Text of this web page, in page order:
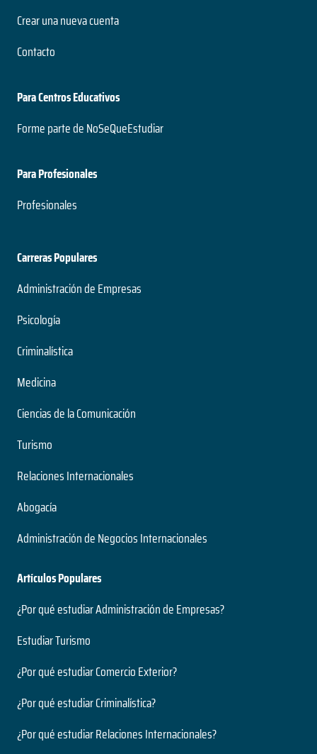
Crear una nueva cuenta
Contacto
Para Centros Educativos
Forme parte de NoSeQueEstudiar
Para Profesionales
Profesionales
Carreras Populares
Administración de Empresas
Psicología
Criminalística
Medicina
Ciencias de la Comunicación
Turismo
Relaciones Internacionales
Abogacía
Administración de Negocios Internacionales
Artículos Populares
¿Por qué estudiar Administración de Empresas?
Estudiar Turismo
¿Por qué estudiar Comercio Exterior?
¿Por qué estudiar Criminalística?
¿Por qué estudiar Relaciones Internacionales?